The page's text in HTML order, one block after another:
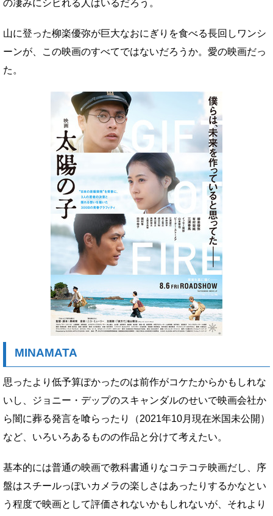
の凄みにシビれる人はいるだろう。
山に登った柳楽優弥が巨大なおにぎりを食べる長回しワンシ
ーンが、この映画のすべてではないだろうか。愛の映画だっ
た。
MINAMATA
思ったより低予算ぽかったのは前作がコケたからかもしれな
いし、ジョニー・デップのスキャンダルのせいで映画会社か
ら闇に葬る発言を喰らったり（2021年10月現在米国未公開）
など、いろいろあるものの作品と分けて考えたい。
基本的には普通の映画で教科書通りなコテコテ映画だし、序
盤はスチールっぽいカメラの楽しさはあったりするかなとい
う程度で映画として評価されないかもしれないが、それより